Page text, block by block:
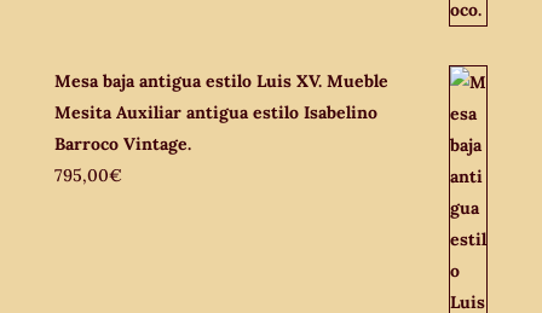
Mesa baja antigua estilo Luis XV. Mueble
Mesita Auxiliar antigua estilo Isabelino
Barroco Vintage.
795,00€